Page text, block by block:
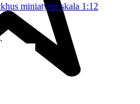
miniatyrer skala 1:12
.